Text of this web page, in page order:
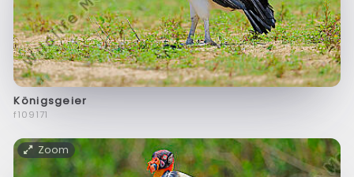
Königsgeier
f109171
Zoom